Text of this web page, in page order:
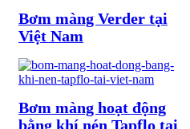
Bơm màng Verder tại
Việt Nam
Bơm màng hoạt động